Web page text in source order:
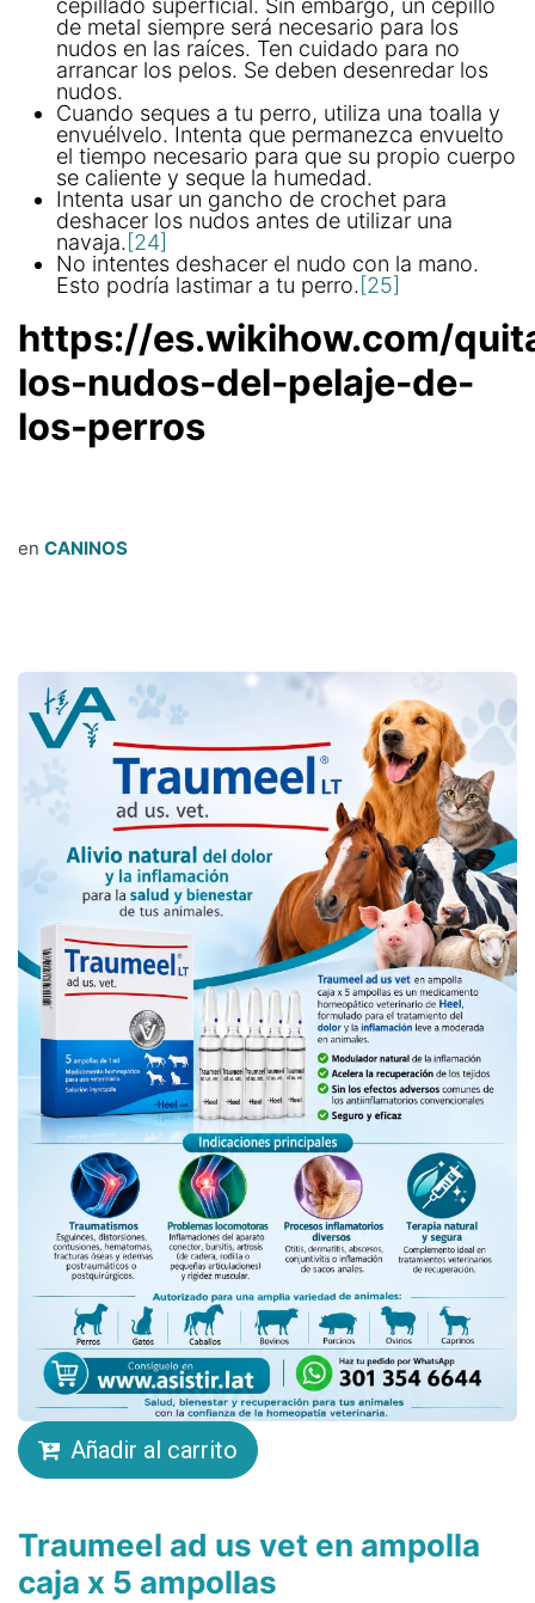
cepillado superficial. Sin embargo, un cepillo
de metal siempre será necesario para los
nudos en las raíces. Ten cuidado para no
arrancar los pelos. Se deben desenredar los
nudos.
Cuando seques a tu perro, utiliza una toalla y
envuélvelo. Intenta que permanezca envuelto
el tiempo necesario para que su propio cuerpo
se caliente y seque la humedad.
Intenta usar un gancho de crochet para
deshacer los nudos antes de utilizar una
navaja. [24]
No intentes deshacer el nudo con la mano.
Esto podría lastimar a tu perro. [25]
https://es.wikihow.com/
los-nudos-del-pelaje-de-
los-perros
en CANINOS
Añadir al carrito
Traumeel ad us vet en ampolla
caja x 5 ampollas